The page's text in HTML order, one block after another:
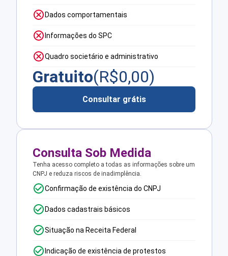
Dados comportamentais
Informações do SPC
Quadro societário e administrativo
Gratuito(R$0,00)
Consultar grátis
Consulta Sob Medida
Tenha acesso completo a todas as informações sobre um
CNPJ e reduza riscos de inadimplência.
Confirmação de existência do CNPJ
Dados cadastrais básicos
Situação na Receita Federal
Indicação de existência de protestos